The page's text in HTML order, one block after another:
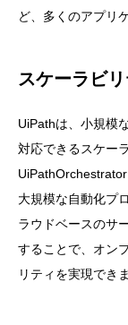
ど、多くのアプリ
スケーラビリ
UiPathは、小規模
対応できるスケー
大規模な自動化プ
ラウドベースのサ
することで、オン
リティを実現できま